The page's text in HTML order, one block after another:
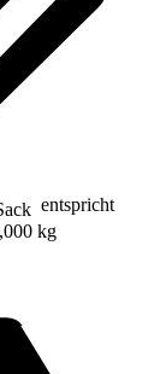
entspricht
kg